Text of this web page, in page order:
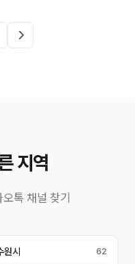
지역
톡 채널 찾기
원시 62